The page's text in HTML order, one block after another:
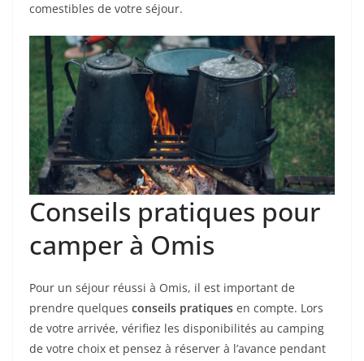
comestibles de votre séjour.
Conseils pratiques pour
camper à Omis
Pour un séjour réussi à Omis, il est important de
prendre quelques conseils pratiques en compte. Lors
de votre arrivée, vérifiez les disponibilités au camping
de votre choix et pensez à réserver à l’avance pendant